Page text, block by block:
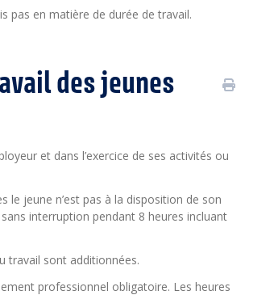
pas en matière de durée de travail.
des jeunes
et dans l’exercice de ses activités ou
le jeune n’est pas à la disposition de son
interruption pendant 8 heures incluant
travail sont additionnées.
professionnel obligatoire. Les heures